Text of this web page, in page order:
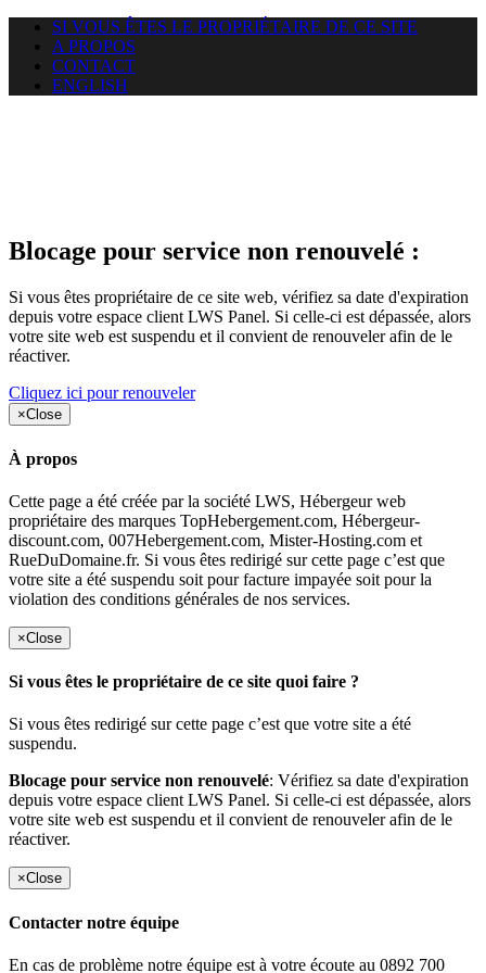
SI VOUS ÊTES LE PROPRIÉTAIRE DE CE SITE
A PROPOS
CONTACT
ENGLISH
Blocage pour service non renouvelé :
Si vous êtes propriétaire de ce site web, vérifiez sa date d'expiration
depuis votre espace client LWS Panel. Si celle-ci est dépassée, alors
votre site web est suspendu et il convient de renouveler afin de le
réactiver.
Cliquez ici pour renouveler
×Close
À propos
Cette page a été créée par la société LWS, Hébergeur web
propriétaire des marques TopHebergement.com, Hébergeur-
discount.com, 007Hebergement.com, Mister-Hosting.com et
RueDuDomaine.fr. Si vous êtes redirigé sur cette page c’est que
votre site a été suspendu soit pour facture impayée soit pour la
violation des conditions générales de nos services.
×Close
Si vous êtes le propriétaire de ce site quoi faire ?
Si vous êtes redirigé sur cette page c’est que votre site a été
suspendu.
Blocage pour service non renouvelé: Vérifiez sa date d'expiration
depuis votre espace client LWS Panel. Si celle-ci est dépassée, alors
votre site web est suspendu et il convient de renouveler afin de le
réactiver.
×Close
Contacter notre équipe
En cas de problème notre équipe est à votre écoute au 0892 700